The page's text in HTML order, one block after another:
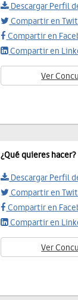
Descargar Perfil
Compartir en
Compartir en
Compartir en
Ver
¿Qué quieres hacer?
Descargar Perfil
Compartir en
Compartir en
Compartir en
Ver